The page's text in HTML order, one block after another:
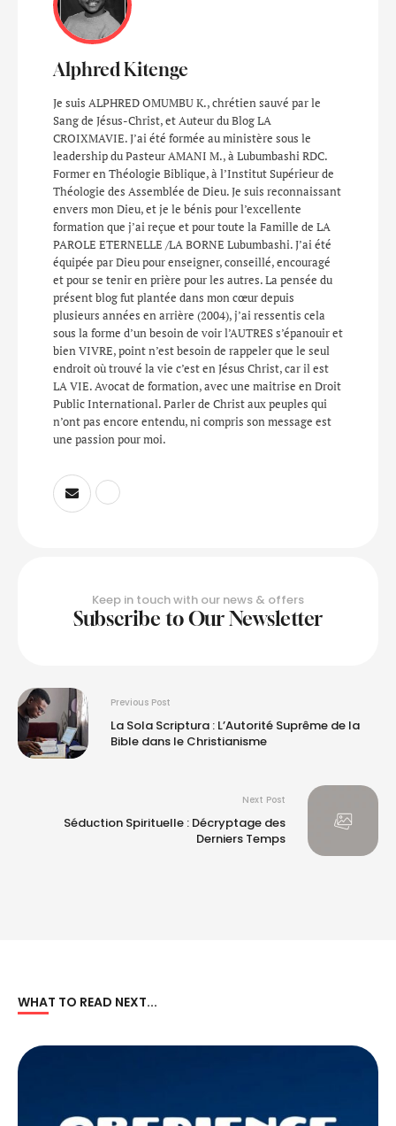
Alphred Kitenge
Je suis ALPHRED OMUMBU K., chrétien sauvé par le
Sang de Jésus-Christ, et Auteur du Blog LA
CROIXMAVIE. J’ai été formée au ministère sous le
leadership du Pasteur AMANI M., à Lubumbashi RDC.
Former en Théologie Biblique, à l’Institut Supérieur de
Théologie des Assemblée de Dieu. Je suis reconnaissant
envers mon Dieu, et je le bénis pour l’excellente
formation que j’ai reçue et pour toute la Famille de LA
PAROLE ETERNELLE /LA BORNE Lubumbashi. J’ai été
équipée par Dieu pour enseigner, conseillé, encouragé
et pour se tenir en prière pour les autres. La pensée du
présent blog fut plantée dans mon cœur depuis
plusieurs années en arrière (2004), j’ai ressentis cela
sous la forme d’un besoin de voir l’AUTRES s’épanouir et
bien VIVRE, point n’est besoin de rappeler que le seul
endroit où trouvé la vie c’est en Jésus Christ, car il est
LA VIE. Avocat de formation, avec une maitrise en Droit
Public International. Parler de Christ aux peuples qui
n’ont pas encore entendu, ni compris son message est
une passion pour moi.
Keep in touch with our news & offers
Subscribe to Our Newsletter
Previous Post
La Sola Scriptura : L’Autorité Suprême de la
Bible dans le Christianisme
Next Post
Séduction Spirituelle : Décryptage des
Derniers Temps
WHAT TO READ NEXT...